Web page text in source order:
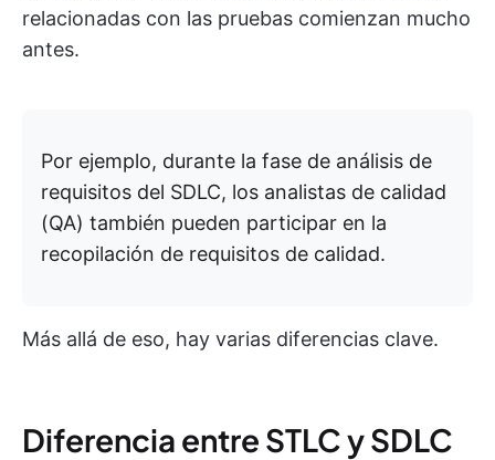
relacionadas con las pruebas comienzan mucho
antes.
Por ejemplo, durante la fase de análisis de
requisitos del SDLC, los analistas de calidad
(QA) también pueden participar en la
recopilación de requisitos de calidad.
Más allá de eso, hay varias diferencias clave.
Diferencia entre STLC y SDLC